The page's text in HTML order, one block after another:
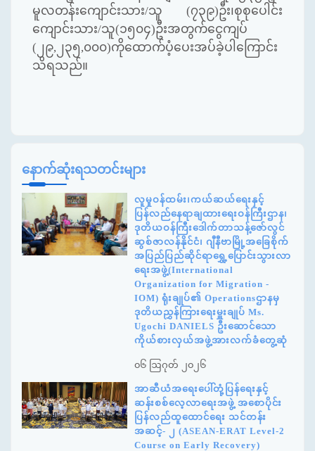
မူလတန်းကျောင်းသား/သူ (၇၃၉)ဦး၊စုစုပေါင်း
ကျောင်းသား/သူ(၁၅၀၄)ဦးအတွက်ငွေကျပ်
(၂၉, ၂၃၅,၀၀၀)ကိုထောက်ပံ့ပေးအပ်ခဲ့ပါကြောင်း
သိရသည်။
နောက်ဆုံးရသတင်းများ
လူမှုဝန်ထမ်း၊ကယ်ဆယ်ရေးနှင့်
ပြန်လည်နေရာချထားရေးဝန်ကြီးဌာန၊
ဒုတိယဝန်ကြီးဒေါက်တာသန့်ဇော်လွင်
ဆွစ်ဇာလန်နိုင်ငံ၊ ဂျီနီဗာမြို့အခြေစိုက်
အပြည်ပြည်ဆိုင်ရာရွှေ့ပြောင်းသွားလာ
ရေးအဖွဲ့(International
Organization for Migration -
IOM) ရုံးချုပ်၏ Operationsဌာနမှ
ဒုတိယညွှန်ကြားရေးမှူးချုပ် Ms.
Ugochi DANIELS ဦးဆောင်သော
ကိုယ်စားလှယ်အဖွဲ့အားလက်ခံတွေ့ဆုံ
၀၆ ဩဂုတ် ၂၀၂၆
အာဆီယံအရေးပေါ်တုံ့ပြန်ရေးနှင့်
ဆန်းစစ်လေ့လာရေးအဖွဲ့ အစောပိုင်း
ပြန်လည်ထူထောင်ရေး သင်တန်း
အဆင့်- ၂ (ASEAN-ERAT Level-2
Course on Early Recovery)